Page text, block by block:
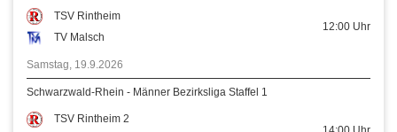
TSV Rintheim
TV Malsch
12:00 Uhr
Samstag, 19.9.2026
Schwarzwald-Rhein - Männer Bezirksliga Staffel 1
TSV Rintheim 2